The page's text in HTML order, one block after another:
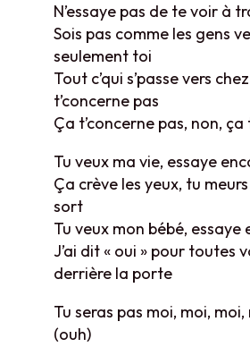
N’essaye pas de te voir à
Sois pas comme les gens
seulement toi
Tout c’qui s’passe vers
t’concerne pas
Ça t’concerne pas, non, ça
Tu veux ma vie, essaye
Ça crève les yeux, tu meurs
sort
Tu veux mon bébé, essaye
J’ai dit « oui » pour toutes
derrière la porte
Tu seras pas moi, moi,
(ouh)